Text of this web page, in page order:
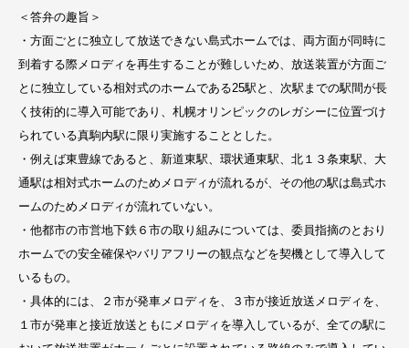
＜答弁の趣旨＞
・方面ごとに独立して放送できない島式ホームでは、両方面が同時に
到着する際メロディを再生することが難しいため、放送装置が方面ご
とに独立している相対式のホームである25駅と、次駅までの駅間が長
く技術的に導入可能であり、札幌オリンピックのレガシーに位置づけ
られている真駒内駅に限り実施することとした。
・例えば東豊線であると、新道東駅、環状通東駅、北１３条東駅、大
通駅は相対式ホームのためメロディが流れるが、その他の駅は島式ホ
ームのためメロディが流れていない。
・他都市の市営地下鉄６市の取り組みについては、委員指摘のとおり
ホームでの安全確保やバリアフリーの観点などを契機として導入して
いるもの。
・具体的には、２市が発車メロディを、３市が接近放送メロディを、
１市が発車と接近放送ともにメロディを導入しているが、全ての駅に